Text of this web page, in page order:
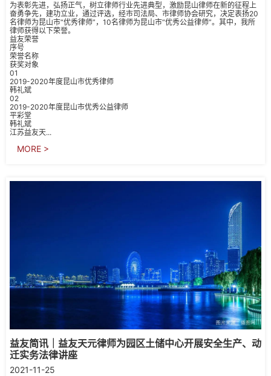
为表彰先进，弘扬正气，树立律师行业先进典型，激励昆山律师在新的征程上
奋勇争先，建功立业，通过评选，经市司法局、市律师协会研究，决定表扬20
名律师为昆山市“优秀律师”，10名律师为昆山市“优秀公益律师”。其中，我所
律师获得以下荣誉。
益友荣誉
序号
荣誉名称
获奖对象
01
2019-2020年度昆山市优秀律师
韩礼斌
02
2019-2020年度昆山市优秀公益律师
平彩堂
韩礼斌
江苏益友天...
MORE >
益友简讯｜益友天元律师为园区土储中心开展安全生产、动
迁实务法律讲座
2021-11-25